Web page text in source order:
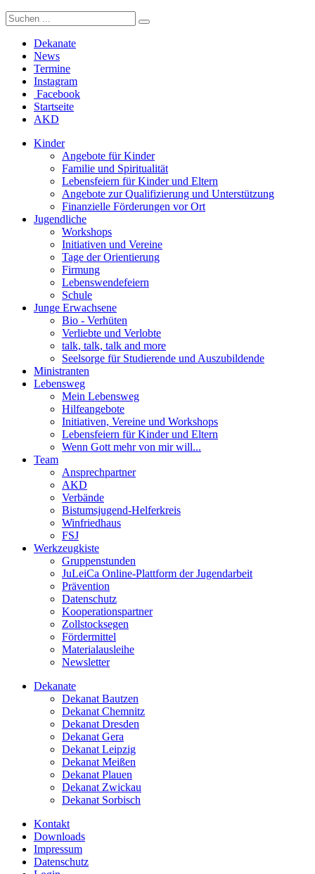
Dekanate
News
Termine
Instagram
Facebook
Startseite
AKD
Kinder
Angebote für Kinder
Familie und Spiritualität
Lebensfeiern für Kinder und Eltern
Angebote zur Qualifizierung und Unterstützung
Finanzielle Förderungen vor Ort
Jugendliche
Workshops
Initiativen und Vereine
Tage der Orientierung
Firmung
Lebenswendefeiern
Schule
Junge Erwachsene
Bio - Verhüten
Verliebte und Verlobte
talk, talk, talk and more
Seelsorge für Studierende und Auszubildende
Ministranten
Lebensweg
Mein Lebensweg
Hilfeangebote
Initiativen, Vereine und Workshops
Lebensfeiern für Kinder und Eltern
Wenn Gott mehr von mir will...
Team
Ansprechpartner
AKD
Verbände
Bistumsjugend-Helferkreis
Winfriedhaus
FSJ
Werkzeugkiste
Gruppenstunden
JuLeiCa Online-Plattform der Jugendarbeit
Prävention
Datenschutz
Kooperationspartner
Zollstocksegen
Fördermittel
Materialausleihe
Newsletter
Dekanate
Dekanat Bautzen
Dekanat Chemnitz
Dekanat Dresden
Dekanat Gera
Dekanat Leipzig
Dekanat Meißen
Dekanat Plauen
Dekanat Zwickau
Dekanat Sorbisch
Kontakt
Downloads
Impressum
Datenschutz